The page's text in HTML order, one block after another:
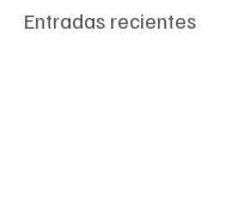
Entradas recientes